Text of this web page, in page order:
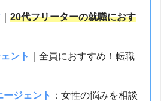
｜20代フリーターの就職におす
ント
｜全員におすすめ！転職
ジェント ：女性の悩みを相談